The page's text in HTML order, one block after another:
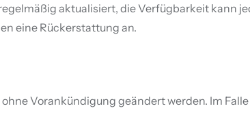
aktualisiert, die Verfügbarkeit kann
eine Rückerstattung an.
Vorankündigung geändert werden. Im